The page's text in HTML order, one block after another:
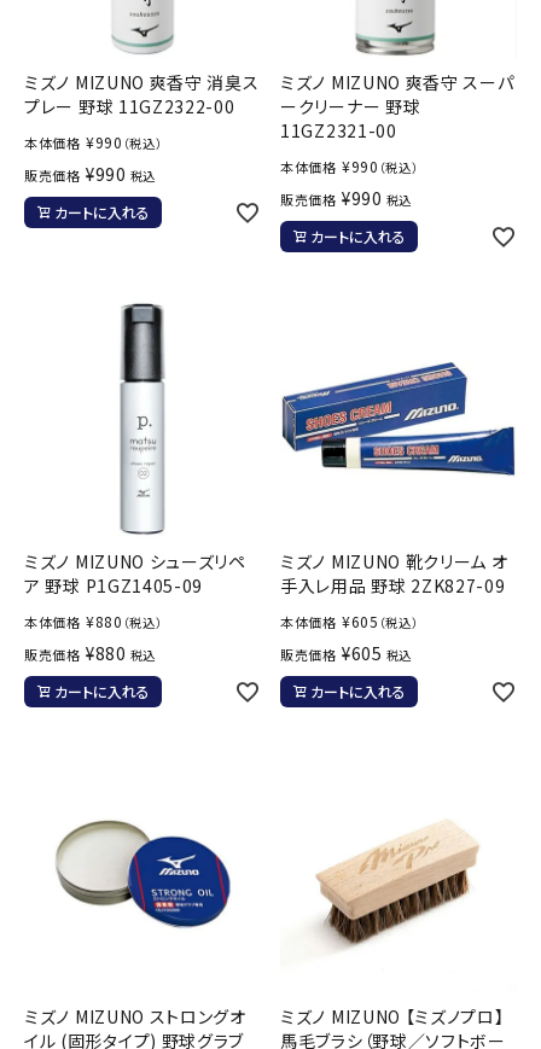
ミズノ MIZUNO 爽香守 消臭ス
プレー 野球 11GZ2322-00
本体価格 ¥990 （税込）
販売価格 ¥990 税込
カートに入れる
ミズノ MIZUNO 爽香守 スーパ
ークリーナー 野球
11GZ2321-00
本体価格 ¥990 （税込）
販売価格 ¥990 税込
カートに入れる
ミズノ MIZUNO シューズリペ
ア 野球 P1GZ1405-09
本体価格 ¥880 （税込）
販売価格 ¥880 税込
カートに入れる
ミズノ MIZUNO 靴クリーム オ
手入レ用品 野球 2ZK827-09
本体価格 ¥605 （税込）
販売価格 ¥605 税込
カートに入れる
ミズノ MIZUNO ストロングオ
イル (固形タイプ) 野球グラブ
ミズノ MIZUNO 【ミズノプロ】
馬毛ブラシ（野球／ソフトボー